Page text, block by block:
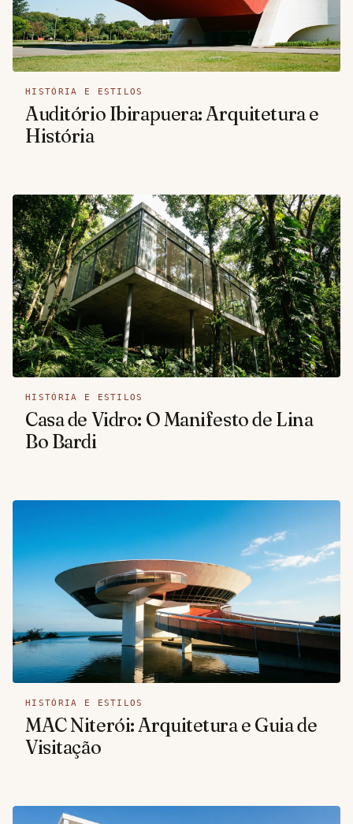
HISTÓRIA E ESTILOS
Auditório Ibirapuera: Arquitetura e
História
HISTÓRIA E ESTILOS
Casa de Vidro: O Manifesto de Lina
Bo Bardi
HISTÓRIA E ESTILOS
MAC Niterói: Arquitetura e Guia de
Visitação